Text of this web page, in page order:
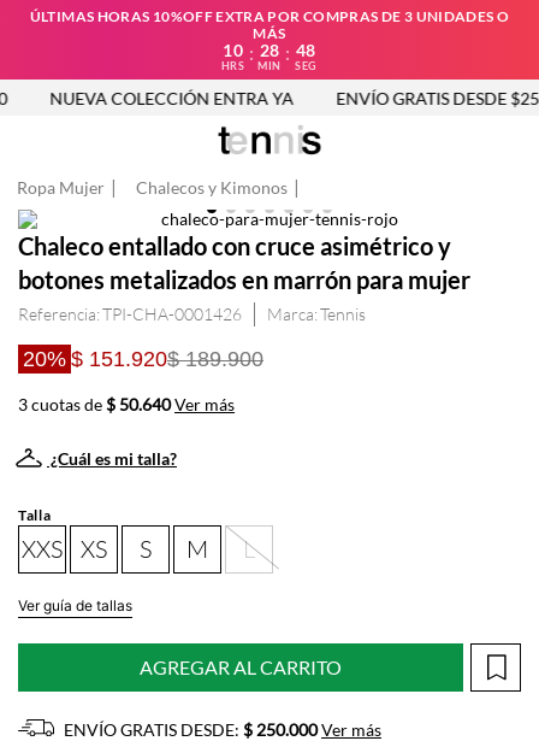
ÚLTIMAS HORAS 10%OFF EXTRA POR COMPRAS DE 3 UNIDADES O
MÁS
10
HRS
: 28
MIN
: 47
SEG
NUEVA COLECCIÓN ENTRA YA ENVÍO GRATIS DESDE
Ropa Mujer Chalecos y Kimonos
Chaleco entallado con cruce asimétrico y
botones metalizados en marrón para mujer
Referencia:TPI-CHA-0001426 Tennis
20% $ 151.920$ 189.900
3 cuotas de$ 50.640Ver más
¿Cuál es mi talla?
Talla
XXS XS S M L
Ver guía de tallas
AGREGAR AL CARRITO
ENVÍO GRATIS DESDE: $ 250.000Ver más